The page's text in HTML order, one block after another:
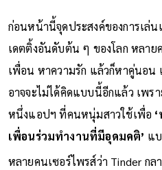
ก่อนหน้านี้จุดประสงค์ของการเล่
เดตติ้งอันดับต้น ๆ ของโลก หลา
เพื่อน หาความรัก แล้วก็หาคู่นอ
อาจจะไม่ได้คิดแบบนี้อีกแล้ว เพร
หนึ่งแอปฯ ที่คนหนุ่มสาวใช้เพื่อ
เพื่อนร่วมทำงานที่มีอุดมคติ’ แ
หลายคนเซอร์ไพรส์ว่า Tinder กล